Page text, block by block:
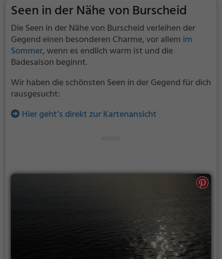
Seen in der Nähe von Burscheid
Die Seen in der Nähe von Burscheid verleihen der
Gegend einen besonderen Charme, vor allem im
Sommer, wenn es endlich warm ist und die
Badesaison beginnt.
Wir haben die schönsten Seen in der Gegend für dich
rausgesucht:
Hier geht’s direkt zur Kartenansicht